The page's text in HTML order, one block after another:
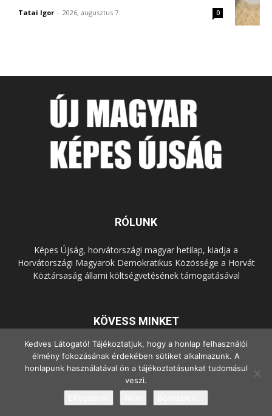
Tatai Igor - 2026, augusztus 7. 0
RÓLUNK
Képes Újság, horvátországi magyar hetilap, kiadja a
Horvátországi Magyarok Demokratikus Közössége a Horvát
Köztársaság állami költségvetésének támogatásával
KÖVESS MINKET
© Copyright - 2022 Minden jog fenntartva.
Kedves Látogató! Tájékoztatjuk, hogy a honlap felhasználói
élmény fokozásának érdekében sütiket alkalmazunk. A
honlapunk használatával ön a tájékoztatásunkat tudomásul
veszi.